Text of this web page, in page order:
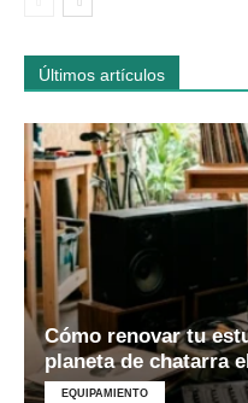
Últimos artículos
Cómo renovar tu
planeta de chatarra
EQUIPAMIENTO